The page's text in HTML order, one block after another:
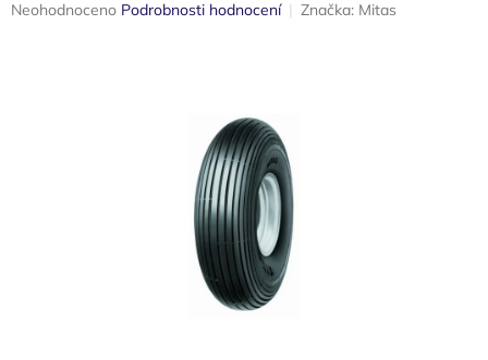
Průměrné
Neohodnoceno Podrobnosti hodnocení Značka: Mitas